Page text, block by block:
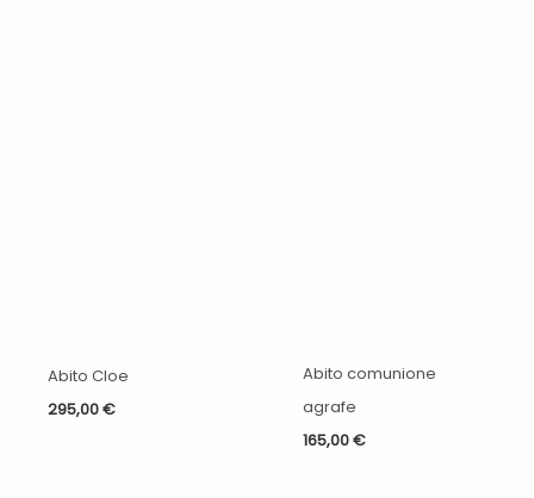
Abito Cloe
295,00€
Abito comunione
agrafe
165,00€